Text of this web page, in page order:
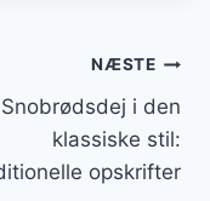
NÆSTE
Snobrødsdej i den
klassiske stil:
opskrifter